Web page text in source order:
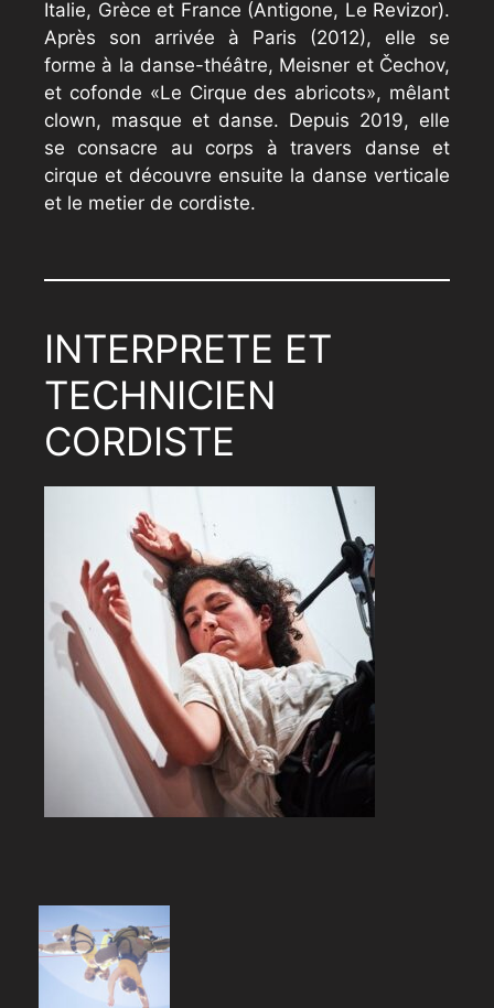
Italie, Grèce et France (Antigone, Le Revizor).
Après son arrivée à Paris (2012), elle se
forme à la danse-théâtre, Meisner et Čechov,
et cofonde «Le Cirque des abricots», mêlant
clown, masque et danse. Depuis 2019, elle
se consacre au corps à travers danse et
cirque et découvre ensuite la danse verticale
et le metier de cordiste.
INTERPRETE ET
TECHNICIEN
CORDISTE